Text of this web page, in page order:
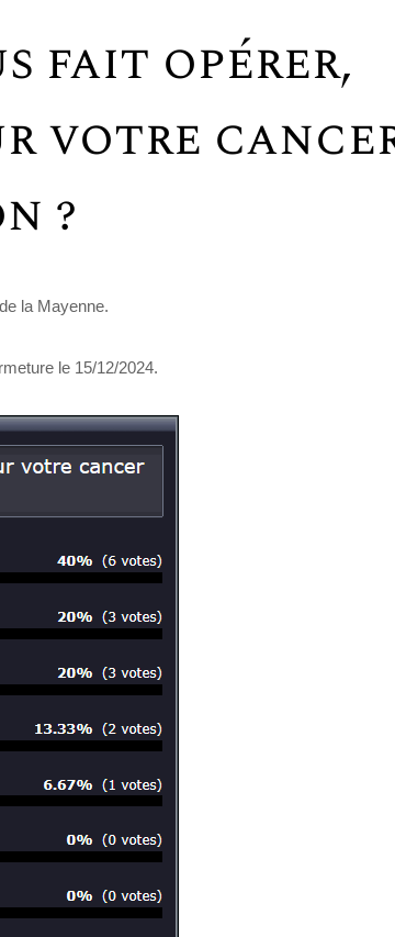
fait opérer,
votre
?
la Mayenne.
le 15/12/2024.